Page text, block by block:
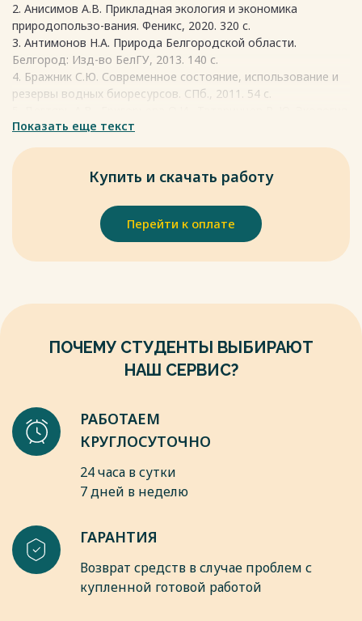
2. Анисимов А.В. Прикладная экология и экономика
природопользо-вания. Феникс, 2020. 320 c.
3. Антимонов Н.А. Природа Белгородской области.
Белгород: Изд-во БелГУ, 2013. 140 с.
4. Бражник С.Ю. Современное состояние, использование и
резервы водных биоресурсов. СПб., 2011. 54 с.
Белого-рья в цифрах : монография / Белгород :
КОНСТАНТА, 2016. 122 с.
6. Красная книга Белгородской области / Под ред. А.В.
Присного, 2004. 532 с.
Показать еще текст
Купить и скачать работу
Перейти к оплате
ПОЧЕМУ СТУДЕНТЫ ВЫБИРАЮТ
НАШ СЕРВИС?
РАБОТАЕМ
КРУГЛОСУТОЧНО
24 часа в сутки
7 дней в неделю
ГАРАНТИЯ
Возврат средств в случае проблем с
купленной готовой работой